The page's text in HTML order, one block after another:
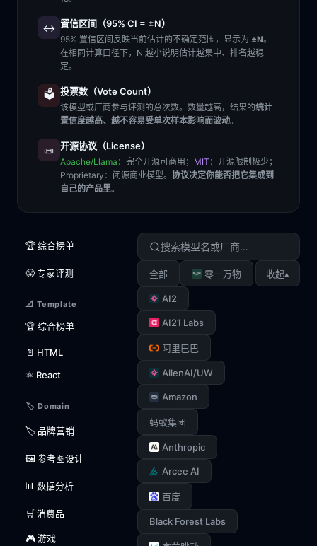
↔️ 置信区间（95% CI = ±N）
95% 置信区间反映当前估计的不确定范围，显示为 ±N。
在相同计算口径下，N 越小说明估计越集中、排名越稳
定。
🗳️ 投票数（Vote Count）
该模型或厂商参与评测的总次数。数量越高，结果的统计
置信度越高、越不容易受单次样本影响而波动。
📜 开源协议（License）
Apache/Llama ：完全开源可商用； MIT ：开源限制极少；
Proprietary ：闭源商业模型。 协议决定你能否把它集成到
自己的产品里。
🏆 综合榜单
😤 专家评测
📐 Template
🏆 综合榜单
📄 HTML
⚛️ React
🏷️ Domain
🏷️ 品牌营销
🖼️ 参考图设计
📊 数据分析
🛒 消费品
🎮 游戏
全部 零一万物
AI2
AI21 Labs
阿里巴巴
AllenAI/UW
Amazon
蚂蚁集团
Anthropic
Arcee AI
百度
Black Forest Labs
收起▴